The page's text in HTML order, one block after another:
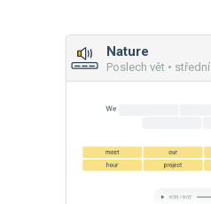
Nature
Poslech vět • střední